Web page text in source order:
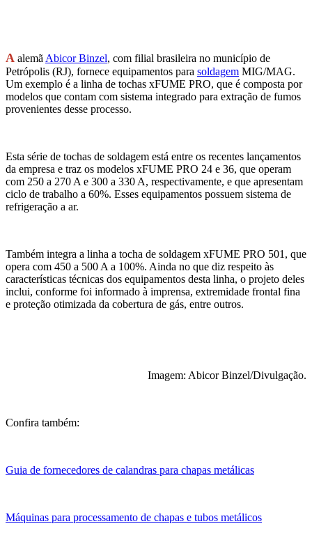
A alemãAbicor Binzel, com filial brasileira no município de
Petrópolis (RJ), fornece equipamentos para soldagem MIG/MAG.
Um exemplo é a linha de tochas xFUME PRO, que é composta por
modelos que contam com sistema integrado para extração de fumos
provenientes desse processo.
Esta série de tochas de soldagem está entre os recentes lançamentos
da empresa e traz os modelos xFUME PRO 24 e 36, que operam
com 250 a 270 A e 300 a 330 A, respectivamente, e que apresentam
ciclo de trabalho a 60%. Esses equipamentos possuem sistema de
refrigeração a ar.
Também integra a linha a tocha de soldagem xFUME PRO 501, que
opera com 450 a 500 A a 100%. Ainda no que diz respeito às
características técnicas dos equipamentos desta linha, o projeto deles
inclui, conforme foi informado à imprensa, extremidade frontal fina
e proteção otimizada da cobertura de gás, entre outros.
Imagem: Abicor Binzel/Divulgação.
Confira também:
Guia de fornecedores de calandras para chapas metálicas
Máquinas para processamento de chapas e tubos metálicos